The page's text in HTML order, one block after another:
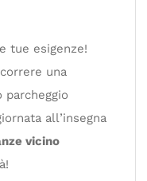
tue esigenze!
una
all’insegna
vicino